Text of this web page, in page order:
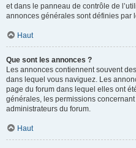
et dans le panneau de contrôle de
annonces générales sont définies par
Haut
Que sont les annonces ?
Les annonces contiennent souvent
dans lequel vous naviguez. Les
page du forum dans lequel elles ont
générales, les permissions
administrateurs du forum.
Haut